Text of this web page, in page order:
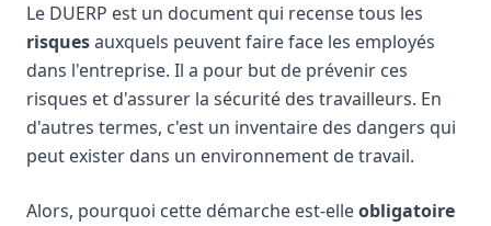
Le DUERP est un document qui recense tous les
risquesauxquels peuvent faire face les employés
dans l'entreprise. Il a pour but de prévenir ces
risques et d'assurer la sécurité des travailleurs. En
d'autres termes, c'est un inventaire des dangers qui
peut exister dans un environnement de travail.
Alors, pourquoi cette démarche est-elleobligatoire